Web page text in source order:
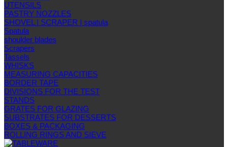
UTENSILS
PASTRY NOZZLES
SHOVEL | SCRAPER | spatula
Spatula
shoulder blades
Scrapers
Tassels
WHISKS
MEASURING CAPACITIES
BORDER TAPE
DIVISIONS FOR THE TEST
STANDS
GRATES FOR GLAZING
SUBSTRATES FOR DESSERTS
BOXES & PACKAGING
ROLLING RINGS AND SIEVE